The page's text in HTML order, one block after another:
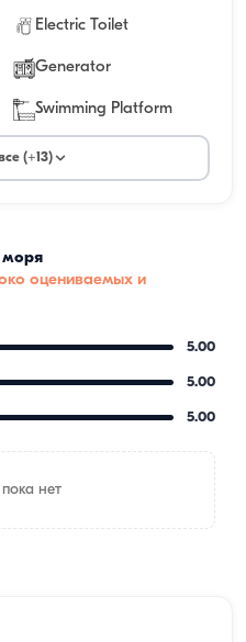
Electric Toilet
Generator
Swimming Platform
(+13)
моря
оцениваемых и
5.00
5.00
5.00
нет